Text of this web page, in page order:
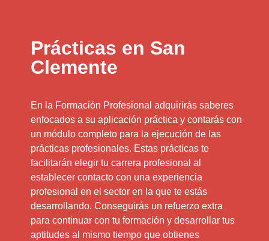
Prácticas en San
Clemente
En la Formación Profesional adquirirás saberes
enfocados a su aplicación práctica y contarás con
un módulo completo para la ejecución de las
prácticas profesionales. Estas prácticas te
facilitarán elegir tu carrera profesional al
establecer contacto con una experiencia
profesional en el sector en la que te estás
desarrollando. Conseguirás un refuerzo extra
para continuar con tu formación y desarrollar tus
aptitudes al mismo tiempo que obtienes